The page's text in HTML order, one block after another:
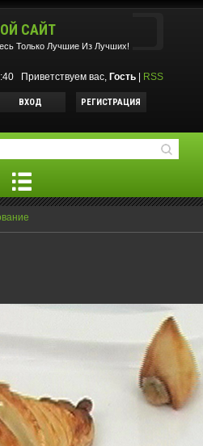
САЙТ
Только Лучшие Из Лучших!
Приветствуем вас, Гость RSS
ВХОД РЕГИСТРАЦИЯ